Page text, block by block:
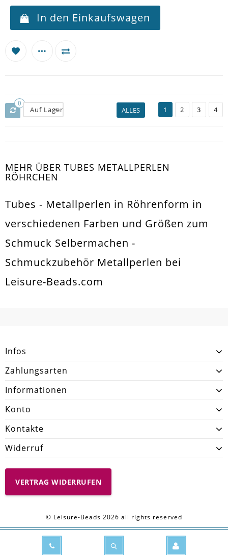
In den Einkaufswagen
0
Auf Lager ALLES 1 2 3 4
MEHR ÜBER TUBES METALLPERLEN
RÖHRCHEN
Tubes - Metallperlen in Röhrenform in
verschiedenen Farben und Größen zum
Schmuck Selbermachen -
Schmuckzubehör Metallperlen bei
Leisure-Beads.com
Infos
Zahlungsarten
Informationen
Konto
Kontakte
Widerruf
VERTRAG WIDERRUFEN
© Leisure-Beads 2026 all rights reserved